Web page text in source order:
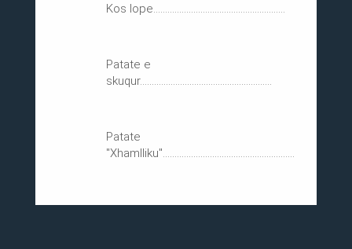
Kos lope........................................................
Patate e
skuqur........................................................
Patate
"Xhamlliku"........................................................